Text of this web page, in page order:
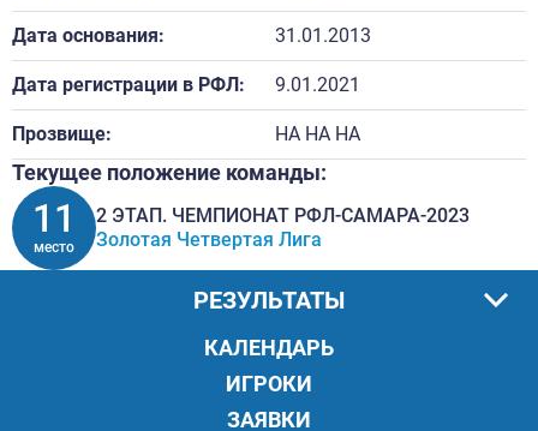
Дата основания: 31.01.2013
Дата регистрации в РФЛ: 9.01.2021
Прозвище: НА НА НА
Текущее положение команды:
11
место
2 ЭТАП. ЧЕМПИОНАТ РФЛ-САМАРА-2023
Золотая Четвертая Лига
РЕЗУЛЬТАТЫ
КАЛЕНДАРЬ
ИГРОКИ
ЗАЯВКИ